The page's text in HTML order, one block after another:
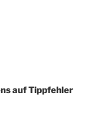
auf Tippfehler